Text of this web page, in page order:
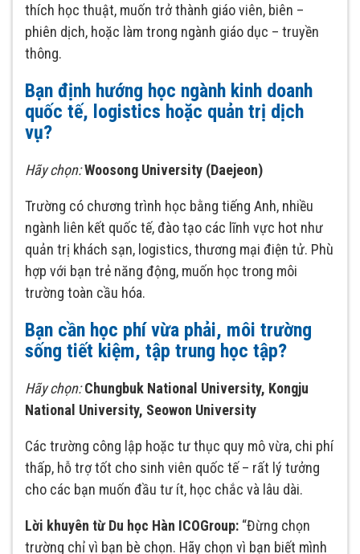
thích học thuật, muốn trở thành giáo viên, biên –
phiên dịch, hoặc làm trong ngành giáo dục – truyền
thông.
Bạn định hướng học ngành kinh doanh
quốc tế, logistics hoặc quản trị dịch
vụ?
Hãy chọn:Woosong University (Daejeon)
Trường có chương trình học bằng tiếng Anh, nhiều
ngành liên kết quốc tế, đào tạo các lĩnh vực hot như
quản trị khách sạn, logistics, thương mại điện tử. Phù
hợp với bạn trẻ năng động, muốn học trong môi
trường toàn cầu hóa.
Bạn cần học phí vừa phải, môi trường
sống tiết kiệm, tập trung học tập?
Hãy chọn: Chungbuk National University, Kongju
National University, Seowon University
Các trường công lập hoặc tư thục quy mô vừa, chi phí
thấp, hỗ trợ tốt cho sinh viên quốc tế – rất lý tưởng
cho các bạn muốn đầu tư ít, học chắc và lâu dài.
Lời khuyên từ Du học Hàn ICOGroup: “Đừng chọn
trường chỉ vì bạn bè chọn. Hãy chọn vì bạn biết mình